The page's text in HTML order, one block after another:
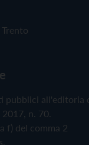
pubblici all'editoria
n. 70.
f) del comma 2